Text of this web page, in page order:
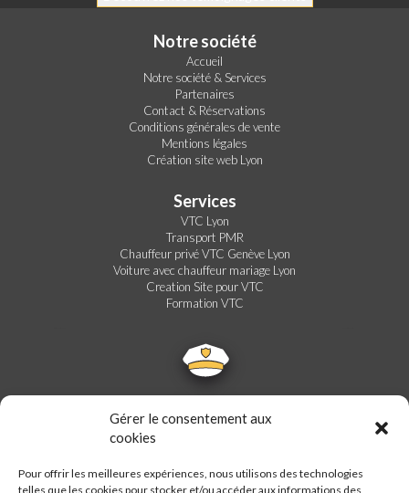
Gérer le consentement aux
cookies
Pour offrir les meilleures expériences, nous utilisons des technologies
telles que les cookies pour stocker et/ou accéder aux informations des
Notre société
Accueil
Notre société & Services
Partenaires
Contact & Réservations
Conditions générales de vente
Mentions légales
Création site web Lyon
Services
VTC Lyon
Transport PMR
Chauffeur privé VTC Genève Lyon
Voiture avec chauffeur mariage Lyon
Creation Site pour VTC
Formation VTC